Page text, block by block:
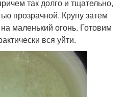
так долго и тщательно,
прозрачной. Крупу затем
маленький огонь. Готовим
вся уйти.